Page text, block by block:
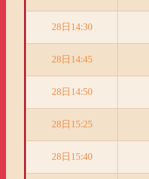
28日14:30
28日14:45
28日14:50
28日15:25
28日15:40